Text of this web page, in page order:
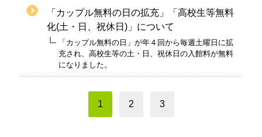
「カップル無料の日の拡充」「高校生等無料
化(土・日、祝休日)」について
「カップル無料の日」が年４回から毎週土曜日に拡
充され、高校生等の土・日、祝休日の入館料が無料
になりました。
1 2 3